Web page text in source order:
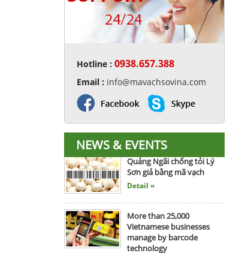
Hotline : 0938.657.388
Email : info@mavachsovina.com
NEWS & EVENTS
RFID hoạt động như thế
Detail »
Mercedes ứng dụng mã
vạch QR
Quảng Ngãi chống tỏi Lý
Sơn giả bằng mã vạch
Detail »
More than 25,000
Vietnamese businesses
manage by barcode
technology
Detail »